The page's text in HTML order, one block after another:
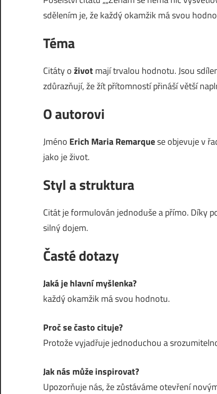
sdělením je, že každý okamžik má svou
Téma
Citáty oživot mají trvalou hodnotu. Jsou
zdůrazňují, že žít přítomností přináší větší
O autorovi
Jméno Erich Maria Remarquese objevuje v
jako je život.
Styl a struktura
Citát je formulován jednoduše a přímo. Díky
silný dojem.
Časté dotazy
Jaká je hlavní myšlenka?
každý okamžik má svou hodnotu.
Proč se často cituje?
Protože vyjadřuje jednoduchou a
Jak nás může inspirovat?
Upozorňuje nás, že zůstáváme otevření